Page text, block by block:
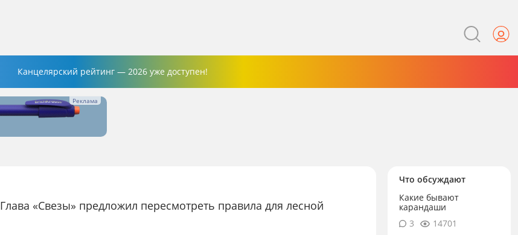
Канцелярский рейтинг — 2026 уже доступен!
Глава «Свезы» предложил пересмотреть правила для лесной
Что обсуждают
Какие бывают
карандаши
3
14701